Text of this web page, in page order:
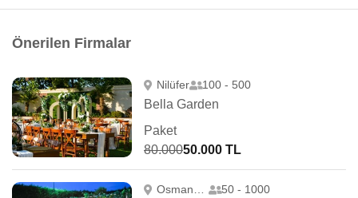
Önerilen Firmalar
Nilüfer 100 - 500
Bella Garden
Paket
80.00050.000 TL
50 - 1000